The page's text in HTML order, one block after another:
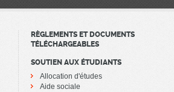
RÈGLEMENTS ET DOCUMENTS
TÉLÉCHARGEABLES
SOUTIEN AUX ÉTUDIANTS
Allocation d'études
Aide sociale